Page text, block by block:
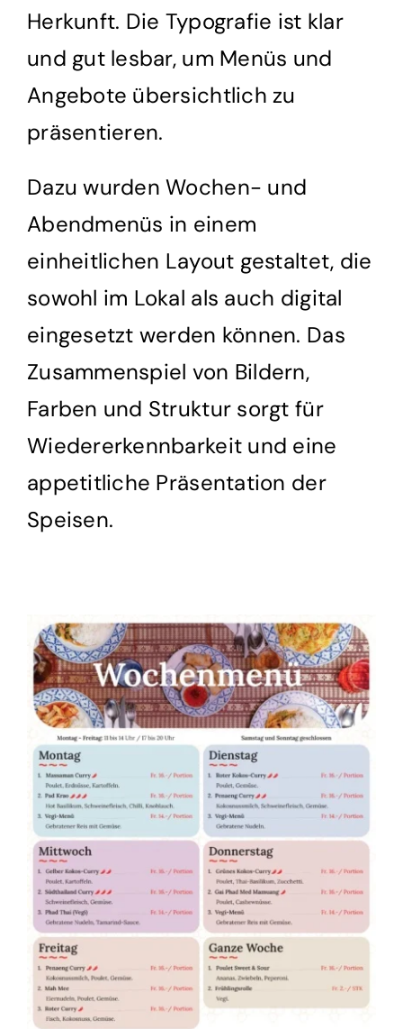
Herkunft. Die Typografie ist klar
und gut lesbar, um Menüs und
Angebote übersichtlich zu
präsentieren.
Dazu wurden Wochen- und
Abendmenüs in einem
einheitlichen Layout gestaltet, die
sowohl im Lokal als auch digital
eingesetzt werden können. Das
Zusammenspiel von Bildern,
Farben und Struktur sorgt für
Wiedererkennbarkeit und eine
appetitliche Präsentation der
Speisen.